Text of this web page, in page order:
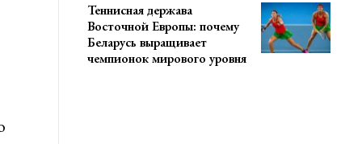
Теннисная держава
Восточной Европы: почему
Беларусь выращивает
чемпионок мирового уровня